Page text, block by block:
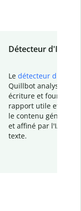
Détecteur d'IA
Le détecteur d'IA
Quillbot analyse votre
écriture et fournit un
rapport utile et
le contenu généré
et affiné par l'IA
texte.